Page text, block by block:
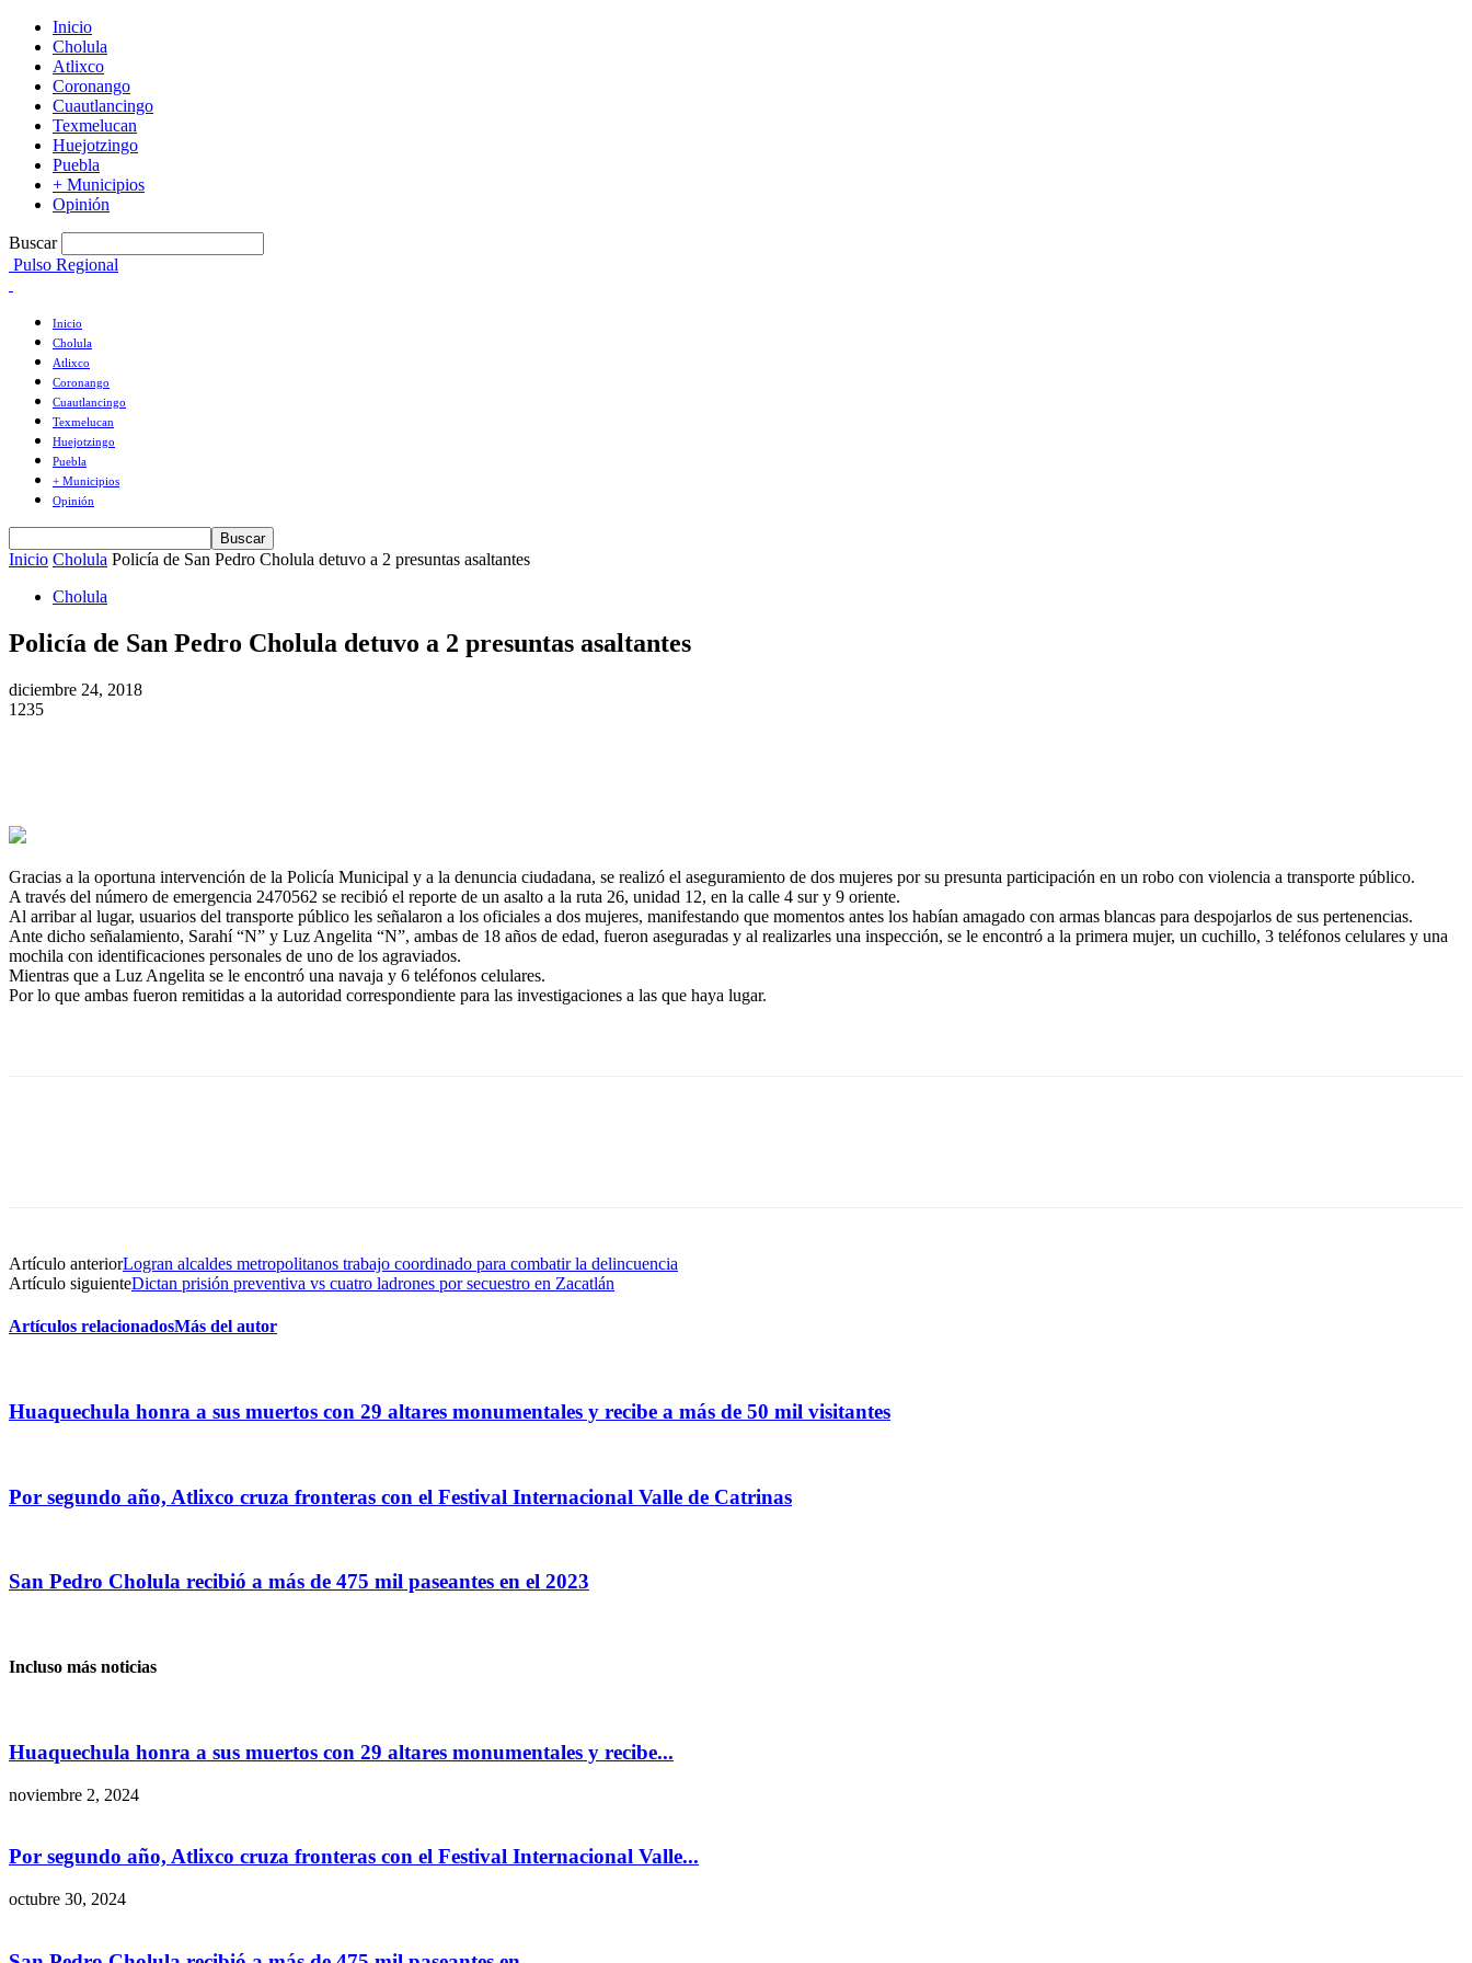
Inicio
Cholula
Atlixco
Coronango
Cuautlancingo
Texmelucan
Huejotzingo
Puebla
+ Municipios
Opinión
Buscar
Pulso Regional
Inicio
Cholula
Atlixco
Coronango
Cuautlancingo
Texmelucan
Huejotzingo
Puebla
+ Municipios
Opinión
Inicio Cholula Policía de San Pedro Cholula detuvo a 2 presuntas asaltantes
Cholula
Policía de San Pedro Cholula detuvo a 2 presuntas asaltantes
diciembre 24, 2018
1235
Gracias a la oportuna intervención de la Policía Municipal y a la denuncia ciudadana, se realizó el aseguramiento de dos mujeres por su presunta participación en un robo con violencia a transporte público.
A través del número de emergencia 2470562 se recibió el reporte de un asalto a la ruta 26, unidad 12, en la calle 4 sur y 9 oriente.
Al arribar al lugar, usuarios del transporte público les señalaron a los oficiales a dos mujeres, manifestando que momentos antes los habían amagado con armas blancas para despojarlos de sus pertenencias.
Ante dicho señalamiento, Sarahí “N” y Luz Angelita “N”, ambas de 18 años de edad, fueron aseguradas y al realizarles una inspección, se le encontró a la primera mujer, un cuchillo, 3 teléfonos celulares y una
mochila con identificaciones personales de uno de los agraviados.
Mientras que a Luz Angelita se le encontró una navaja y 6 teléfonos celulares.
Por lo que ambas fueron remitidas a la autoridad correspondiente para las investigaciones a las que haya lugar.
Artículo anteriorLogran alcaldes metropolitanos trabajo coordinado para combatir la delincuencia
Artículo siguienteDictan prisión preventiva vs cuatro ladrones por secuestro en Zacatlán
Artículos relacionadosMás del autor
Huaquechula honra a sus muertos con 29 altares monumentales y recibe a más de 50 mil visitantes
Por segundo año, Atlixco cruza fronteras con el Festival Internacional Valle de Catrinas
San Pedro Cholula recibió a más de 475 mil paseantes en el 2023
Incluso más noticias
Huaquechula honra a sus muertos con 29 altares monumentales y recibe...
noviembre 2, 2024
Por segundo año, Atlixco cruza fronteras con el Festival Internacional Valle...
octubre 30, 2024